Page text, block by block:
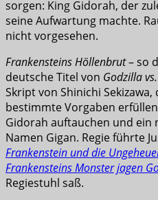
sorgen: King Gidorah, der
seine Aufwartung machte.
nicht vorgesehen.
Frankensteins Höllenbrut– so
deutsche Titel von Godzilla
Skript von Shinichi
bestimmte Vorgaben
Gidorah auftauchen und ein
Namen Gigan. Regie führte
Frankenstein und die
Frankensteins Monster jagen
Regiestuhl saß.